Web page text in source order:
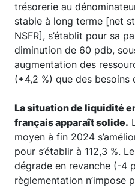
trésorerie au
stable à long terme [net
NSFR], s’établit pour sa
diminution de 60 pdb,
augmentation des
(+4,2 %) que des besoins
La situation de liquidité
français apparaît solide.
moyen à fin 2024
pour s’établir à 112,3 %.
dégrade en revanche (-4
règlementation n’impose